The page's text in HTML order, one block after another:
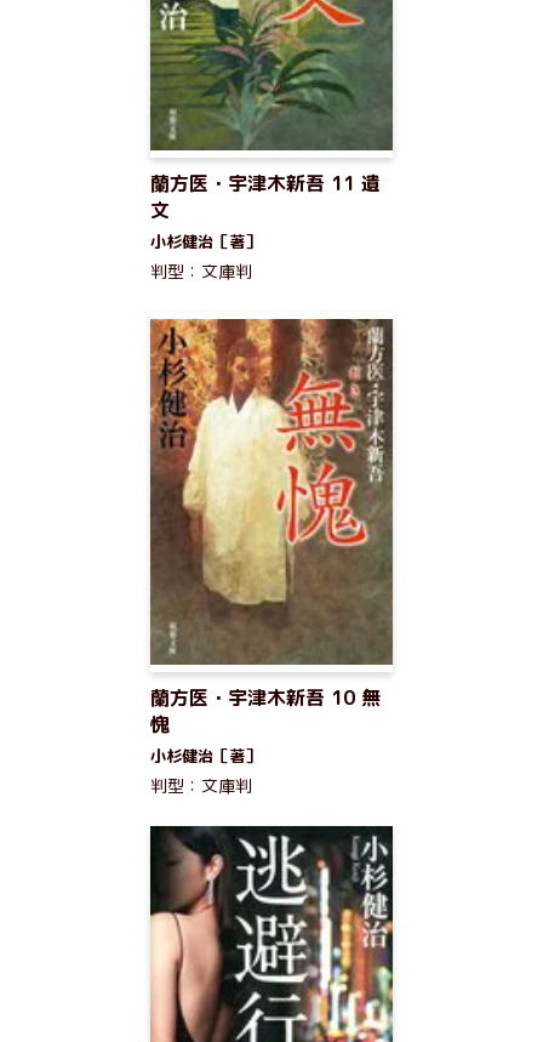
蘭方医・宇津木新吾 11 遺
文
小杉健治［著］
判型：文庫判
蘭方医・宇津木新吾 10 無
愧
小杉健治［著］
判型：文庫判